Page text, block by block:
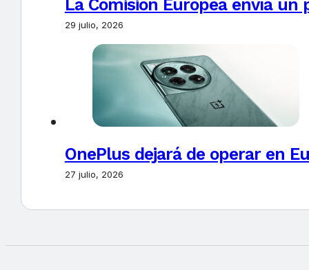
La Comisión Europea envía
29 julio, 2026
OnePlus dejará de operar en
27 julio, 2026